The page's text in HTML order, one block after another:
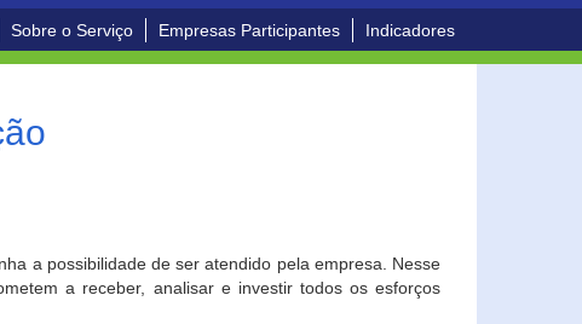
Sobre o Serviço Empresas Participantes Indicadores
a possibilidade de ser atendido pela empresa. Nesse
a receber, analisar e investir todos os esforços